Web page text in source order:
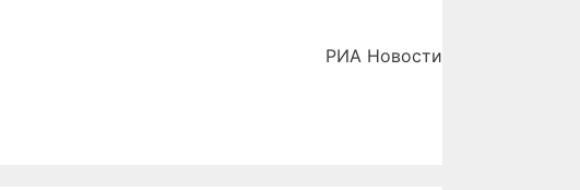
РИА Новости